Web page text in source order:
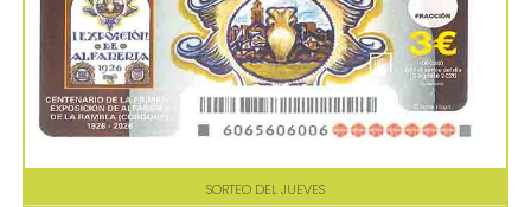
SORTEO DEL JUEVES